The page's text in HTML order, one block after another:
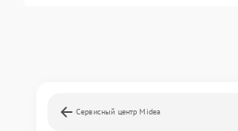
Сервисный центр Midea